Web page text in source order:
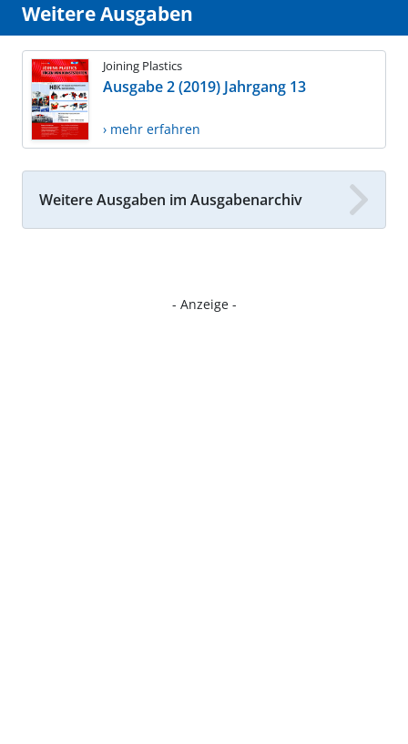
Weitere Ausgaben
Joining Plastics
Ausgabe 2 (2019) Jahrgang 13
› mehr erfahren
Weitere Ausgaben im Ausgabenarchiv
- Anzeige -